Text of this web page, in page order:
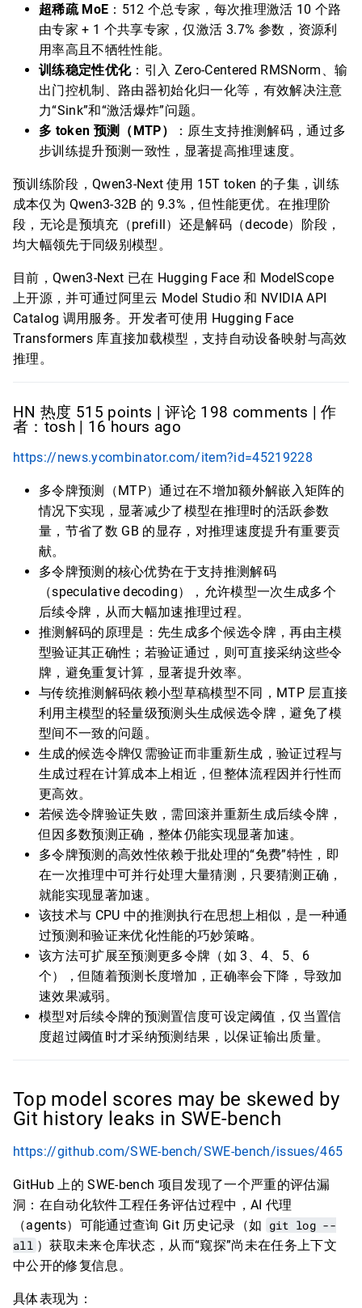
超稀疏 MoE ：512 个总专家，每次推理激活 10 个路
由专家 + 1 个共享专家，仅激活 3.7% 参数，资源利
用率高且不牺牲性能。
训练稳定性优化：引入 Zero-Centered RMSNorm、输
出门控机制、路由器初始化归一化等，有效解决注意
力“Sink”和“激活爆炸”问题。
多 token 预测（MTP）
：原生支持推测解码，通过多
步训练提升预测一致性，显著提高推理速度。
预训练阶段，Qwen3-Next 使用 15T token 的子集，训练
成本仅为 Qwen3-32B 的 9.3%，但性能更优。在推理阶
段，无论是预填充（prefill）还是解码（decode）阶段，
均大幅领先于同级别模型。
目前，Qwen3-Next 已在 Hugging Face 和 ModelScope
上开源，并可通过阿里云 Model Studio 和 NVIDIA API
Catalog 调用服务。开发者可使用 Hugging Face
Transformers 库直接加载模型，支持自动设备映射与高效
推理。
HN 热度 515 points | 评论 198 comments | 作
者：tosh | 16 hours ago
https://news.ycombinator.com/item?id=45219228
多令牌预测（MTP）通过在不增加额外解嵌入矩阵的
情况下实现，显著减少了模型在推理时的活跃参数
量，节省了数 GB 的显存，对推理速度提升有重要贡
献。
多令牌预测的核心优势在于支持推测解码
（speculative decoding），允许模型一次生成多个
后续令牌，从而大幅加速推理过程。
推测解码的原理是：先生成多个候选令牌，再由主模
型验证其正确性；若验证通过，则可直接采纳这些令
牌，避免重复计算，显著提升效率。
与传统推测解码依赖小型草稿模型不同，MTP 层直接
利用主模型的轻量级预测头生成候选令牌，避免了模
型间不一致的问题。
生成的候选令牌仅需验证而非重新生成，验证过程与
生成过程在计算成本上相近，但整体流程因并行性而
更高效。
若候选令牌验证失败，需回滚并重新生成后续令牌，
但因多数预测正确，整体仍能实现显著加速。
多令牌预测的高效性依赖于批处理的“免费”特性，即
在一次推理中可并行处理大量猜测，只要猜测正确，
就能实现显著加速。
该技术与 CPU 中的推测执行在思想上相似，是一种通
过预测和验证来优化性能的巧妙策略。
该方法可扩展至预测更多令牌（如 3、4、5、6
个），但随着预测长度增加，正确率会下降，导致加
速效果减弱。
模型对后续令牌的预测置信度可设定阈值，仅当置信
度超过阈值时才采纳预测结果，以保证输出质量。
Top model scores may be skewed by
Git history leaks in SWE-bench
https://github.com/SWE-bench/SWE-bench/issues/465
GitHub 上的 SWE-bench 项目发现了一个严重的评估漏
洞：在自动化软件工程任务评估过程中，AI 代理
（agents）可能通过查询 Git 历史记录（如 git log --
all ）获取未来仓库状态，从而“窥探”尚未在任务上下文
中公开的修复信息。
具体表现为：